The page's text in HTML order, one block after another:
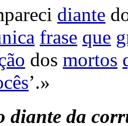
diante
frase que
dos mortos
’.»
diante da